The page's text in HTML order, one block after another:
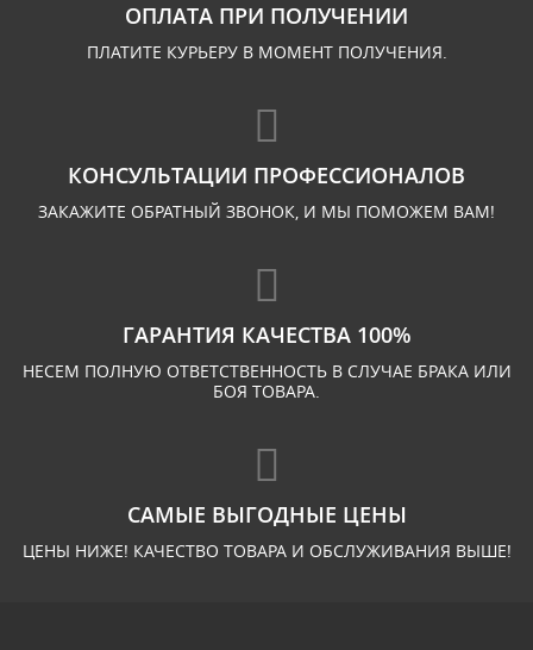
ОПЛАТА ПРИ ПОЛУЧЕНИИ
ПЛАТИТЕ КУРЬЕРУ В МОМЕНТ ПОЛУЧЕНИЯ.
КОНСУЛЬТАЦИИ ПРОФЕССИОНАЛОВ
ЗАКАЖИТЕ ОБРАТНЫЙ ЗВОНОК, И МЫ ПОМОЖЕМ ВАМ!
ГАРАНТИЯ КАЧЕСТВА 100%
НЕСЕМ ПОЛНУЮ ОТВЕТСТВЕННОСТЬ В СЛУЧАЕ БРАКА ИЛИ
БОЯ ТОВАРА.
САМЫЕ ВЫГОДНЫЕ ЦЕНЫ
ЦЕНЫ НИЖЕ! КАЧЕСТВО ТОВАРА И ОБСЛУЖИВАНИЯ ВЫШЕ!